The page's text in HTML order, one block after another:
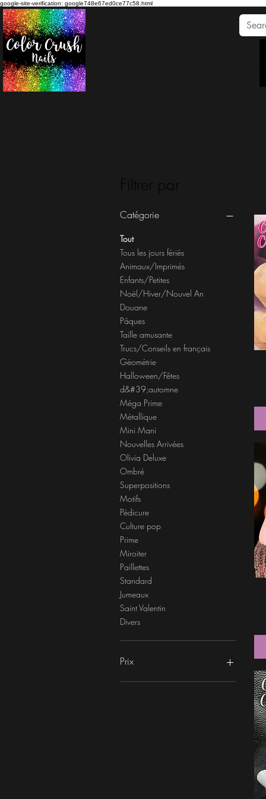
google-site-verification: google748e67ed0ce77c58.html
Filtrer par
Catégorie
Tout
Tous les jours fériés
Animaux/Imprimés
Enfants/Petites
Noël/Hiver/Nouvel An
Douane
Pâques
Taille amusante
Trucs/Conseils en français
Géométrie
Halloween/Fêtes
d&#39;automne
Méga Prime
Métallique
Mini Mani
Nouvelles Arrivées
Olivia Deluxe
Ombré
Superpositions
Motifs
Pédicure
Culture pop
Prime
Miroiter
Paillettes
Standard
Jumeaux
Saint Valentin
Divers
Prix